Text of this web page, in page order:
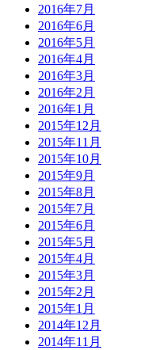
2016年7月
2016年6月
2016年5月
2016年4月
2016年3月
2016年2月
2016年1月
2015年12月
2015年11月
2015年10月
2015年9月
2015年8月
2015年7月
2015年6月
2015年5月
2015年4月
2015年3月
2015年2月
2015年1月
2014年12月
2014年11月